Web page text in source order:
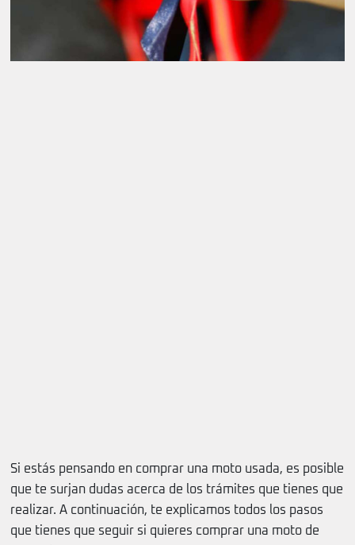
Si estás pensando en comprar una moto usada, es posible
que te surjan dudas acerca de los trámites que tienes que
realizar. A continuación, te explicamos todos los pasos
que tienes que seguir si quieres comprar una moto de